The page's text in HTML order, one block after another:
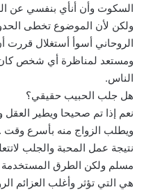
السكوت وأن أنأي بنفسي عن
ولكن لأن الموضوع تخطى
الروحاني أسوأ أستغلال
ومستعد لمناظرة أي شخص كان
الناس.
هل جلب الحبيب حقيقي؟
نعم إذا تم صحيحا ويطير العقل
ويطلب الزواج منه بأسرع وقت .
نتيجة عمل المحبة والجلب
مسلم ولكن الطرق المستخدمة
هي التي تؤثر وأغلب العزائم